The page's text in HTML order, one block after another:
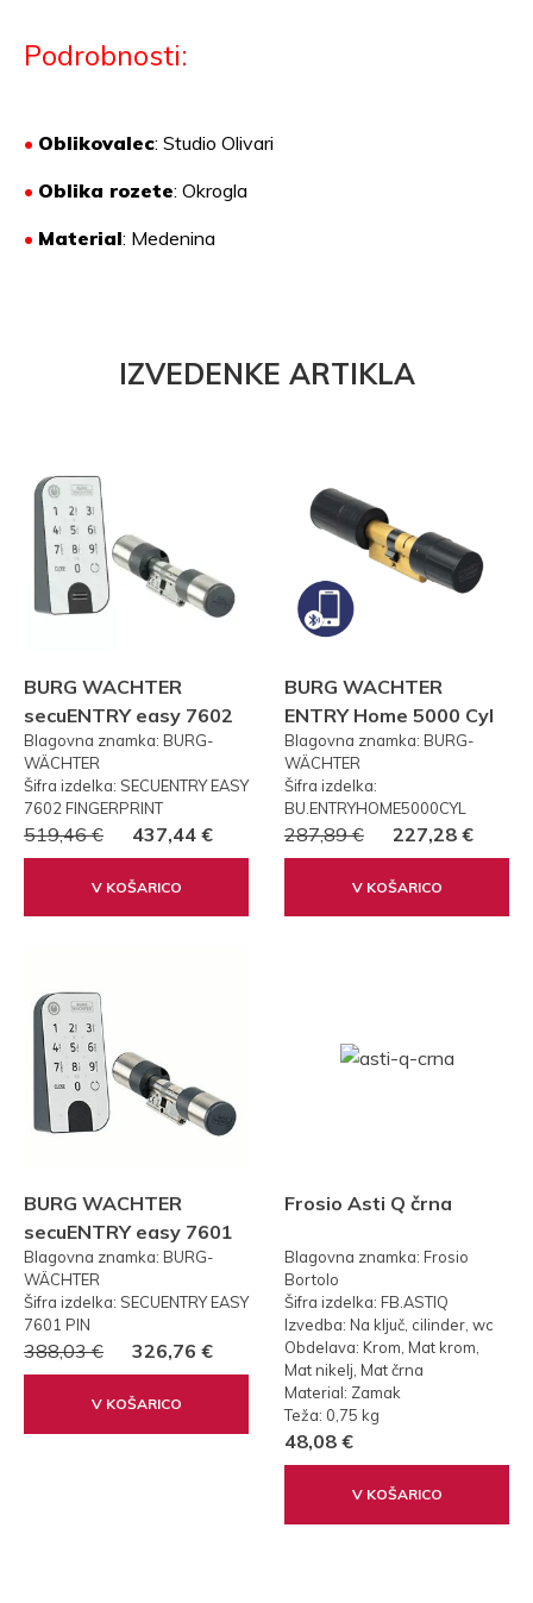
Podrobnosti:
• Oblikovalec: Studio Olivari
• Oblika rozete: Okrogla
• Material: Medenina
IZVEDENKE ARTIKLA
BURG WACHTER
secuENTRY easy 7602
FP PRSTNI ODTIS
Blagovna znamka: BURG-
WÄCHTER
Šifra izdelka: SECUENTRY EASY
7602 FINGERPRINT
519,46 € 437,44 €
V KOŠARICO
BURG WACHTER
ENTRY Home 5000 Cyl
Blagovna znamka: BURG-
WÄCHTER
Šifra izdelka:
BU.ENTRYHOME5000CYL
287,89 € 227,28 €
V KOŠARICO
BURG WACHTER
secuENTRY easy 7601
PIN KODA
Blagovna znamka: BURG-
WÄCHTER
Šifra izdelka: SECUENTRY EASY
7601 PIN
388,03 € 326,76 €
V KOŠARICO
Frosio Asti Q črna
Blagovna znamka: Frosio
Bortolo
Šifra izdelka: FB.ASTIQ
Izvedba: Na ključ, cilinder, wc
Obdelava: Krom, Mat krom,
Mat nikelj, Mat črna
Material: Zamak
Teža: 0,75 kg
48,08 €
V KOŠARICO